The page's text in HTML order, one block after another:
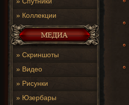
» Коллекции
» Скриншоты
» Видео
» Рисунки
» Юзербары